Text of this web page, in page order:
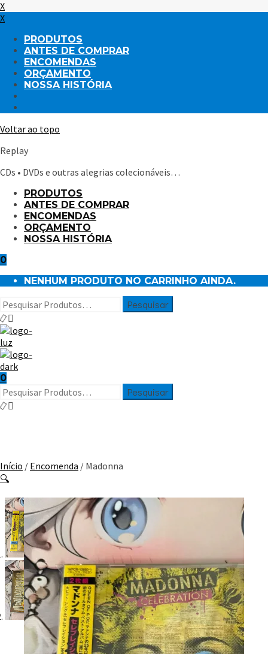
X
X
PRODUTOS
ANTES DE COMPRAR
ENCOMENDAS
ORÇAMENTO
NOSSA HISTÓRIA
Voltar ao topo
Replay
CDs • DVDs e outras alegrias colecionáveis…
PRODUTOS
ANTES DE COMPRAR
ENCOMENDAS
ORÇAMENTO
NOSSA HISTÓRIA
0
NENHUM PRODUTO NO CARRINHO AINDA.
0
Início / Encomenda / Madonna
🔍